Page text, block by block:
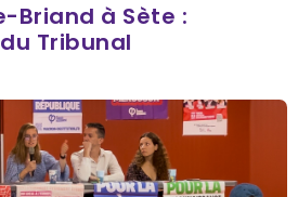
Briand à Sète :
Tribunal